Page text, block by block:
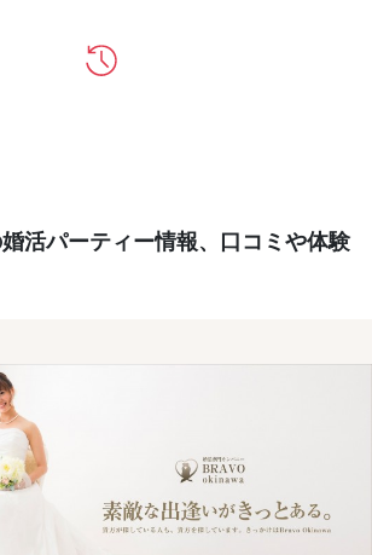
ップ
活パーティー情報、口コミや体験